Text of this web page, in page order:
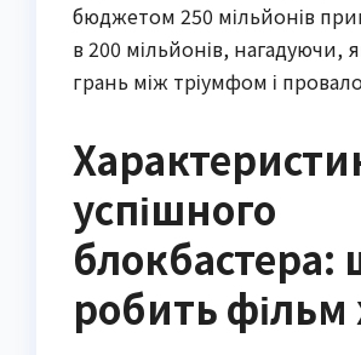
бюджетом 250 мільйонів
в 200 мільйонів, нагадуючи,
грань між тріумфом і
успішного
блокбастера:
робить фільм